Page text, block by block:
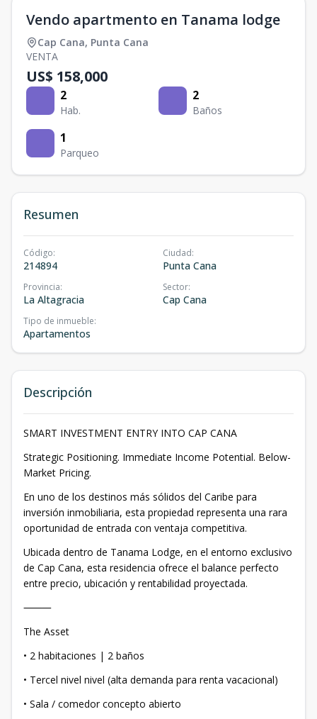
Vendo apartmento en Tanama lodge
Cap Cana, Punta Cana
VENTA
US$ 158,000
2
Hab.
2
Baños
1
Parqueo
Resumen
Código:
214894
Ciudad:
Punta Cana
Provincia:
La Altagracia
Sector:
Cap Cana
Tipo de inmueble:
Apartamentos
Descripción
SMART INVESTMENT ENTRY INTO CAP CANA
Strategic Positioning. Immediate Income Potential. Below-
Market Pricing.
En uno de los destinos más sólidos del Caribe para
inversión inmobiliaria, esta propiedad representa una rara
oportunidad de entrada con ventaja competitiva.
Ubicada dentro de Tanama Lodge, en el entorno exclusivo
de Cap Cana, esta residencia ofrece el balance perfecto
entre precio, ubicación y rentabilidad proyectada.
⸻
The Asset
• 2 habitaciones | 2 baños
• Tercel nivel nivel (alta demanda para renta vacacional)
• Sala / comedor concepto abierto